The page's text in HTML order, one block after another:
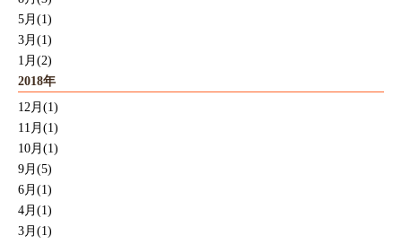
5月(1)
3月(1)
1月(2)
2018年
12月(1)
11月(1)
10月(1)
9月(5)
6月(1)
4月(1)
3月(1)